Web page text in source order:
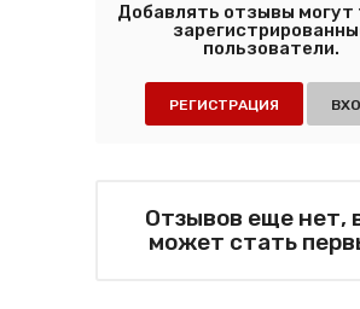
Добавлять отзывы могут
пользователи.
РЕГИСТРАЦИЯ
Отзывов еще нет,
может стать